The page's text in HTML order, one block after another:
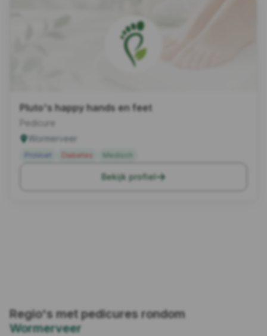
Pluto's happy hands en feet
Pedicure
Wormerveer
ProVoet Diabetes Medisch
Bekijk profiel
Regio's met pedicures rondom
Wormerveer